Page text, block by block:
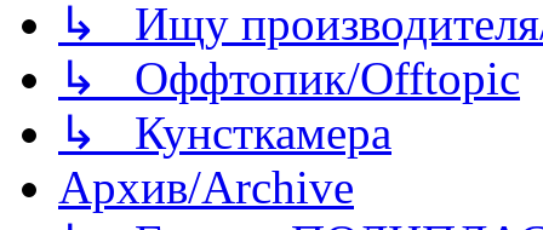
↳ Ищу
↳ Оффтопик/Offtopic
↳ Кунсткамера
Архив/Archive